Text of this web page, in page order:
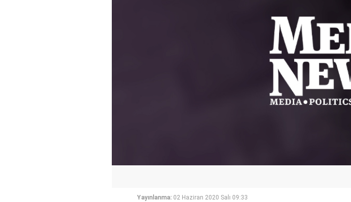
Yayınlanma: 02 Haziran 2020 Salı 09:33